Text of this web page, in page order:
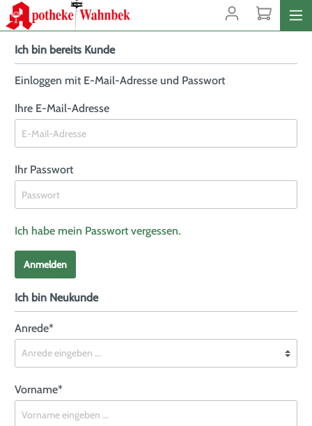
Ich bin bereits Kunde
Einloggen mit E-Mail-Adresse und Passwort
Ihre E-Mail-Adresse
Ihr Passwort
Ich habe mein Passwort vergessen.
Anmelden
Ich bin Neukunde
Anrede*
Vorname*